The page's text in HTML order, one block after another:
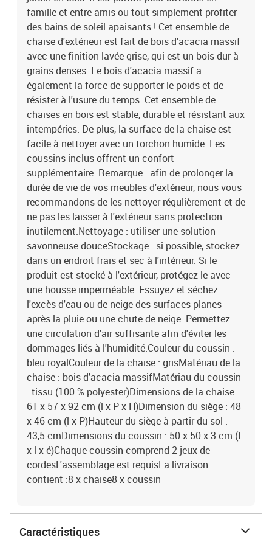
famille et entre amis ou tout simplement profiter
des bains de soleil apaisants ! Cet ensemble de
chaise d'extérieur est fait de bois d'acacia massif
avec une finition lavée grise, qui est un bois dur à
grains denses. Le bois d'acacia massif a
également la force de supporter le poids et de
résister à l'usure du temps. Cet ensemble de
chaises en bois est stable, durable et résistant aux
intempéries. De plus, la surface de la chaise est
facile à nettoyer avec un torchon humide. Les
coussins inclus offrent un confort
supplémentaire. Remarque : afin de prolonger la
durée de vie de vos meubles d'extérieur, nous vous
recommandons de les nettoyer régulièrement et de
ne pas les laisser à l'extérieur sans protection
inutilement.Nettoyage : utiliser une solution
savonneuse douceStockage : si possible, stockez
dans un endroit frais et sec à l'intérieur. Si le
produit est stocké à l'extérieur, protégez-le avec
une housse imperméable. Essuyez et séchez
l'excès d'eau ou de neige des surfaces planes
après la pluie ou une chute de neige. Permettez
une circulation d'air suffisante afin d'éviter les
dommages liés à l'humidité.Couleur du coussin :
bleu royalCouleur de la chaise : grisMatériau de la
chaise : bois d'acacia massifMatériau du coussin
: tissu (100 % polyester)Dimensions de la chaise :
61 x 57 x 92 cm (l x P x H)Dimension du siège : 48
x 46 cm (l x P)Hauteur du siège à partir du sol :
43,5 cmDimensions du coussin : 50 x 50 x 3 cm (L
x l x é)Chaque coussin comprend 2 jeux de
cordesL'assemblage est requisLa livraison
contient :8 x chaise8 x coussin
Caractéristiques